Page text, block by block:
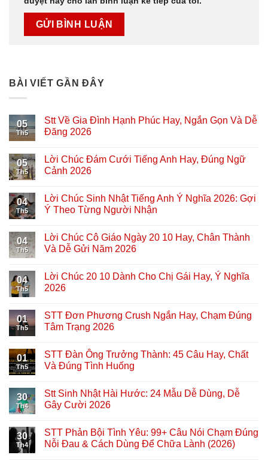
BÀI VIẾT GẦN ĐÂY
05
Th5
Stt Về Gia Đình Hạnh Phúc Hay, Ngắn Gọn Và Dễ
Đăng 2026
05
Th5
Lời Chúc Đám Cưới Tiếng Anh Hay, Đúng Ngữ
Cảnh 2026
04
Th5
Lời Chúc Sinh Nhật Tiếng Anh Ý Nghĩa 2026: Gợi
Ý Theo Từng Người Nhận
04
Th5
Lời Chúc Cô Giáo Ngày 20 10 Hay, Chân Thành
Và Dễ Gửi Năm 2026
04
Th5
Lời Chúc 20 10 Dành Cho Chị Gái Hay, Ý Nghĩa
2026
01
Th5
STT Đơn Phương Crush Ngắn Hay, Chạm Đúng
Tâm Trạng 2026
01
Th5
STT Đàn Ông Trưởng Thành: 45 Câu Hay, Chất
Và Đúng Tình Huống
30
Th4
Stt Sinh Nhật Hài Hước: 24 Mẫu Dễ Dùng, Dễ
Gây Cười 2026
30
Th4
STT Phản Bội Tình Yêu: 99+ Câu Nói Chạm Đúng
Nỗi Đau & Cách Dùng Để Chữa Lành (2026)